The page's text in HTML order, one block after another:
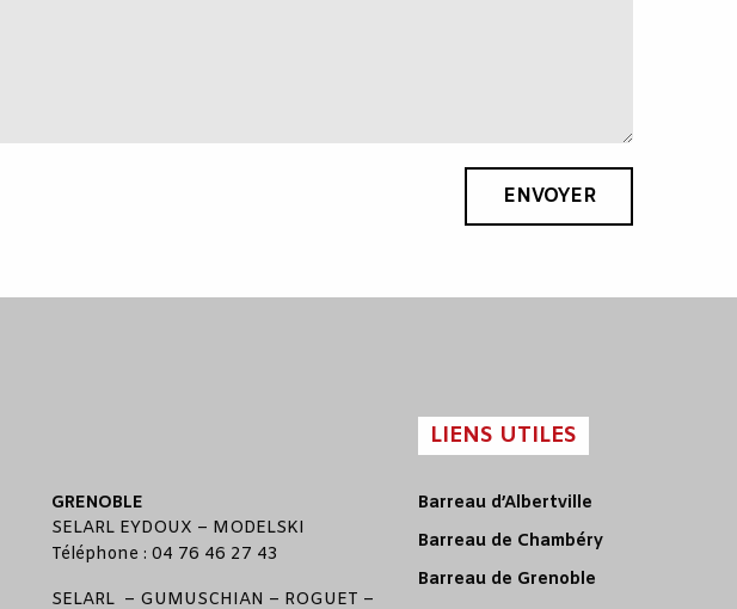
ENVOYER
GRENOBLE
SELARL EYDOUX – MODELSKI
Téléphone : 04 76 46 27 43
SELARL – GUMUSCHIAN – ROGUET –
LIENS UTILES
Barreau d’Albertville
Barreau de Chambéry
Barreau de Grenoble